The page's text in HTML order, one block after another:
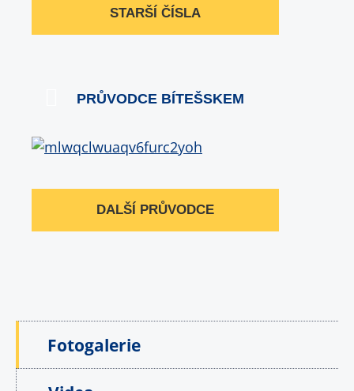
STARŠÍ ČÍSLA
PRŮVODCE BÍTEŠSKEM
DALŠÍ PRŮVODCE
Fotogalerie